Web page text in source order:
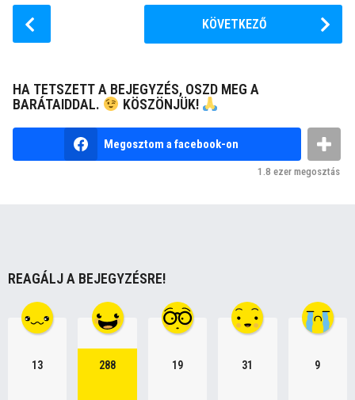
P
i
n
KÖVETKEZŐ
HA TETSZETT A BEJEGYZÉS, OSZD MEG A
BARÁTAIDDAL.
KÖSZÖNJÜK!
Megosztom a facebook-on
1.8 ezer megosztás
REAGÁLJ A BEJEGYZÉSRE!
13 288 19 31 9